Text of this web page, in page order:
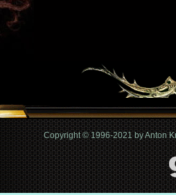
Copyright © 1996-2021 by Anton